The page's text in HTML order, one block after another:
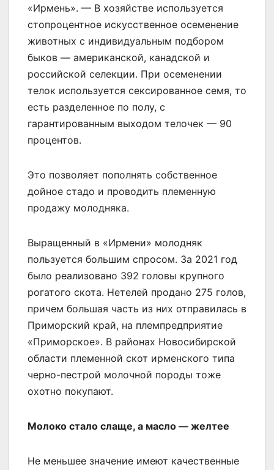
«Ирмень». — В хозяйстве используется
стопроцентное искусственное осеменение
животных с индивидуальным подбором
быков — американской, канадской и
российской селекции. При осеменении
телок используется сексированное семя, то
есть разделенное по полу, с
гарантированным выходом телочек — 90
процентов.
Это позволяет пополнять собственное
дойное стадо и проводить племенную
продажу молодняка.
Выращенный в «Ирмени» молодняк
пользуется большим спросом. За 2021 год
было реализовано 392 головы крупного
рогатого скота. Нетелей продано 275 голов,
причем большая часть из них отправилась в
Приморский край, на племпредприятие
«Приморское». В районах Новосибирской
области племенной скот ирменского типа
черно-пестрой молочной породы тоже
охотно покупают.
Молоко стало слаще, а масло — желтее
Не меньшее значение имеют качественные